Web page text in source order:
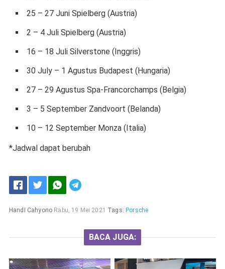
25 – 27 Juni Spielberg (Austria)
2 – 4 Juli Spielberg (Austria)
16 – 18 Juli Silverstone (Inggris)
30 July – 1 Agustus Budapest (Hungaria)
27 – 29 Agustus Spa-Francorchamps (Belgia)
3 – 5 September Zandvoort (Belanda)
10 – 12 September Monza (Italia)
*Jadwal dapat berubah
Handi Cahyono Rabu, 19 Mei 2021 Tags:Porsche
BACA JUGA: